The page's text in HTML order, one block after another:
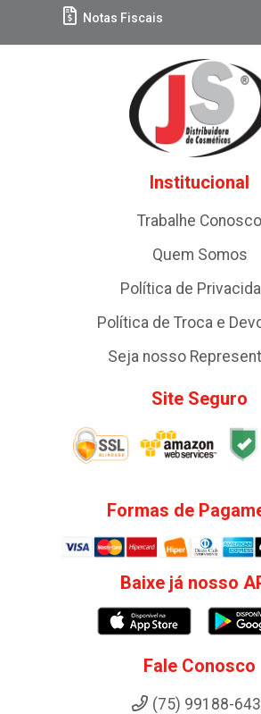
Notas Fiscais
Institucional
Trabalhe Conosco
Quem Somos
Política de
Política de Troca e
Seja nosso
Site Seguro
Formas de
Baixe já nosso
Fale Conosco
(75) 99188-